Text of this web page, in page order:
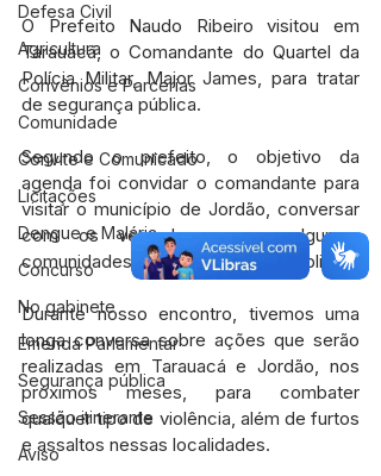
Defesa Civil
Agricultura
Convênios e Parcerias
Comunidade
Convite e Comunicado
Licitações
Dengue e Malária
Concurso
No gabinete
Emenda Parlamentar
Segurança pública
Sessão itinerante
Aviso
O Prefeito Naudo Ribeiro visitou em
Tarauacá, o Comandante do Quartel da
Polícia Militar, Major James, para tratar
de segurança pública.
Segundo o prefeito, o objetivo da
agenda foi convidar o comandante para
visitar o município de Jordão, conversar
com os vereadores e a algumas
comunidades, sobre segurança pública.
Durante nosso encontro, tivemos uma
longa conversa sobre ações que serão
realizadas em Tarauacá e Jordão, nos
próximos meses, para combater
qualquer tipo de violência, além de furtos
e assaltos nessas localidades.